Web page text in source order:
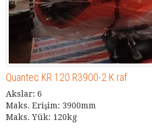
Quantec KR 120 R3900-2 K raf
Akslar: 6
Maks. Erişim: 3900mm
Maks. Yük: 120kg